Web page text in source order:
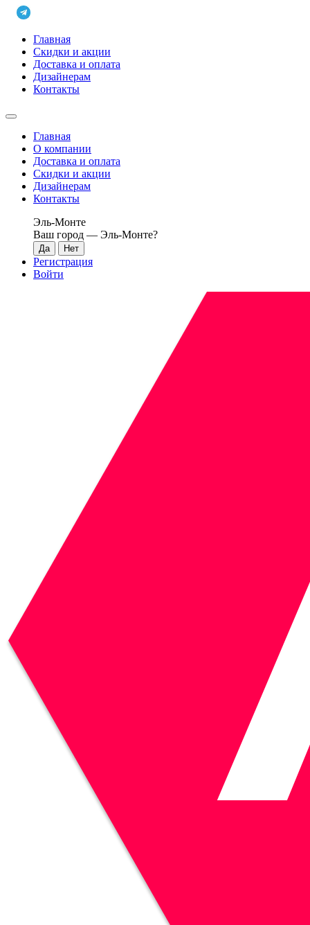
Главная
Скидки и акции
Доставка и оплата
Дизайнерам
Контакты
Главная
О компании
Доставка и оплата
Скидки и акции
Дизайнерам
Контакты
Эль-Монте
Ваш город — Эль-Монте?
Регистрация
Войти